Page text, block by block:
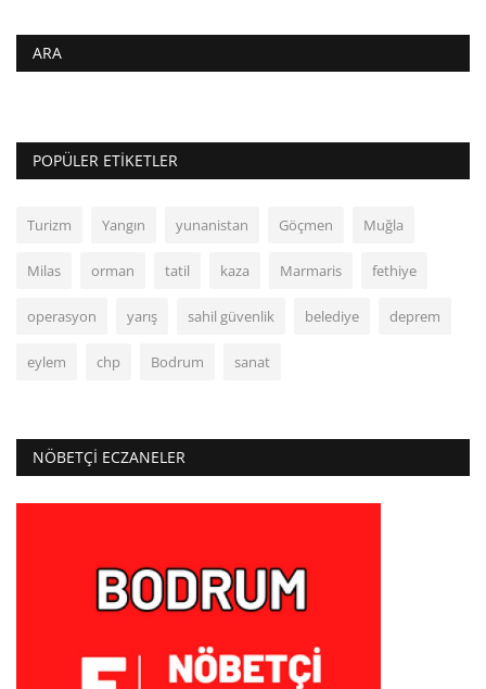
ARA
POPÜLER ETIKETLER
Turizm Yangın yunanistan Göçmen Muğla
Milas orman tatil kaza Marmaris fethiye
operasyon yarış sahil güvenlik belediye deprem
eylem chp Bodrum sanat
NÖBETÇI ECZANELER